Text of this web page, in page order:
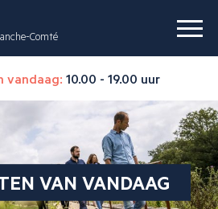
Comté
vandaag: 10.00 - 19.00 uur
VAN VANDAAG